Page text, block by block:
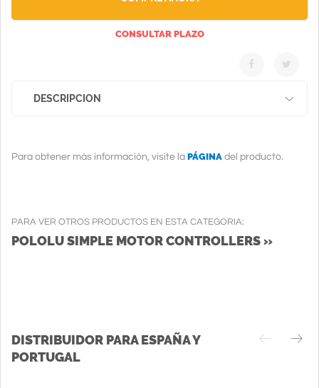
CONSULTAR PLAZO
DESCRIPCION
Para obtener más información, visite la PÁGINA del producto.
PARA VER OTROS PRODUCTOS EN ESTA CATEGORIA:
POLOLU SIMPLE MOTOR CONTROLLERS »
DISTRIBUIDOR PARA ESPAÑA Y
PORTUGAL